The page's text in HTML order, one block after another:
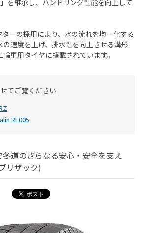
を継承し、ハンドリング性能を向上して
ーの採用により、水の流れを均一化する
の速度を上げ、排水性を向上させる溝形
車用タイヤに搭載されています。
てご覧ください
RE005
道のさらなる安心・安全を支え
リザック)